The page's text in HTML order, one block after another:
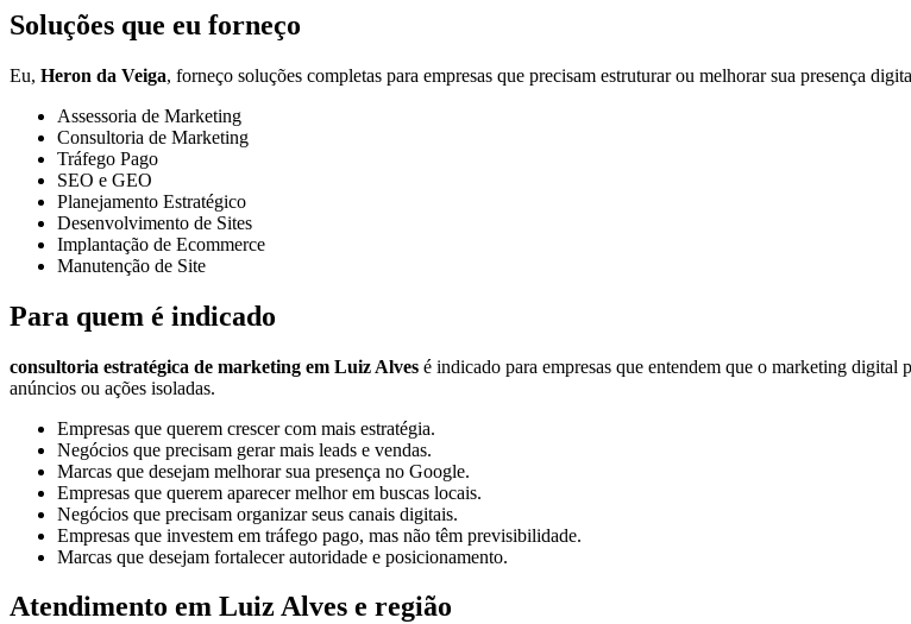
Soluções que eu forneço
Eu, Heron da Veiga, forneço soluções completas para empresas que precisam estruturar ou melhorar sua presença
Assessoria de Marketing
Consultoria de Marketing
Tráfego Pago
SEO e GEO
Planejamento Estratégico
Desenvolvimento de Sites
Implantação de Ecommerce
Manutenção de Site
Para quem é indicado
consultoria estratégica de marketing em Luiz Alves é indicado para empresas que entendem que o marketing digital
anúncios ou ações isoladas.
Empresas que querem crescer com mais estratégia.
Negócios que precisam gerar mais leads e vendas.
Marcas que desejam melhorar sua presença no Google.
Empresas que querem aparecer melhor em buscas locais.
Negócios que precisam organizar seus canais digitais.
Empresas que investem em tráfego pago, mas não têm previsibilidade.
Marcas que desejam fortalecer autoridade e posicionamento.
Atendimento em Luiz Alves e região